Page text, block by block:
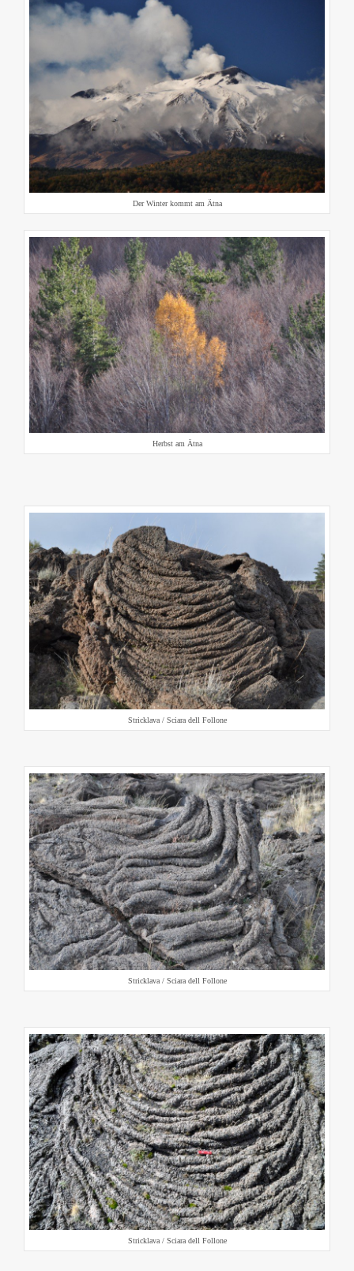
Der Winter kommt am Ätna
Herbst am Ätna
Stricklava / Sciara dell Follone
Stricklava / Sciara dell Follone
Stricklava / Sciara dell Follone